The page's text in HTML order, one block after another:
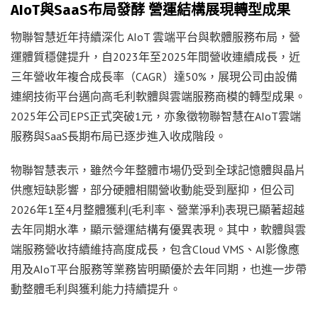
AIoT與SaaS布局發酵 營運結構展現轉型成果
物聯智慧近年持續深化 AIoT 雲端平台與軟體服務布局，營
運體質穩健提升，自2023年至2025年間營收連續成長，近
三年營收年複合成長率（CAGR）達50%，展現公司由設備
連網技術平台邁向高毛利軟體與雲端服務商模的轉型成果。
2025年公司EPS正式突破1元，亦象徵物聯智慧在AIoT雲端
服務與SaaS長期布局已逐步進入收成階段。
物聯智慧表示，雖然今年整體市場仍受到全球記憶體與晶片
供應短缺影響，部分硬體相關營收動能受到壓抑，但公司
2026年1至4月整體獲利(毛利率、營業淨利)表現已顯著超越
去年同期水準，顯示營運結構有優異表現。其中，軟體與雲
端服務營收持續維持高度成長，包含Cloud VMS、AI影像應
用及AIoT平台服務等業務皆明顯優於去年同期，也進一步帶
動整體毛利與獲利能力持續提升。